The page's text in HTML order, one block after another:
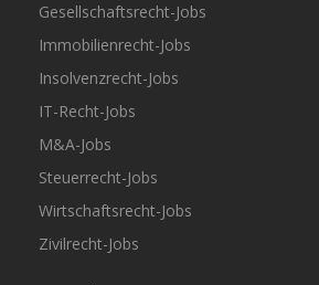
Gesellschaftsrecht-Jobs
Immobilienrecht-Jobs
Insolvenzrecht-Jobs
IT-Recht-Jobs
M&A-Jobs
Steuerrecht-Jobs
Wirtschaftsrecht-Jobs
Zivilrecht-Jobs